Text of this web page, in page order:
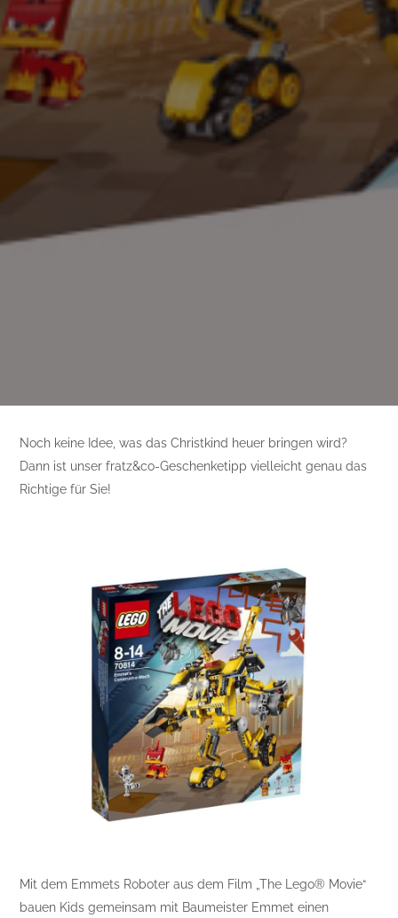
Noch keine Idee, was das Christkind heuer bringen wird?
Dann ist unser fratz&co-Geschenketipp vielleicht genau das
Richtige für Sie!
Mit dem Emmets Roboter aus dem Film „The Lego® Movie“
bauen Kids gemeinsam mit Baumeister Emmet einen